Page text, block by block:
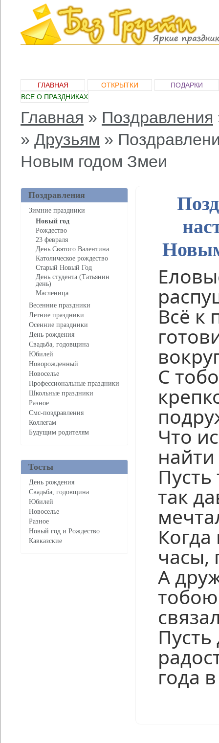
ГЛАВНАЯ ОТКРЫТКИ
ПОДАРКИ
ВСЕ О ПРАЗДНИКАХ
Главная » Поздравления
» Друзьям »
Новым годом Змеи
Поздравления
Зимние праздники
Новый год
Рождество
23 февраля
День Святого Валентина
Католическое рождество
Старый Новый Год
День студента (Татьянин
день)
Масленица
Весенние праздники
Летние праздники
Осенние праздники
День рождения
Свадьба, годовщина
Юбилей
Новорожденный
Новоселье
Профессиональные праздники
Школьные праздники
Разное
Смс-поздравления
Коллегам
Будущим родителям
Тосты
День рождения
Свадьба, годовщина
Юбилей
Новоселье
Разное
Новый год и Рождество
Кавказские
Всё к
С
Что
найти
так
часы,
А
Пусть
года